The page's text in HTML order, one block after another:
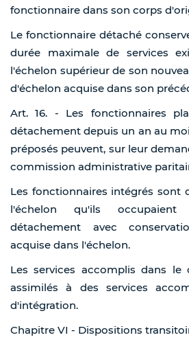
fonctionnaire dans son corps
Le fonctionnaire détaché
durée maximale de services
l'échelon supérieur de son
d'échelon acquise dans son
Art. 16. - Les fonctionnaires
détachement depuis un an au
préposés peuvent, sur leur
commission administrative
Les fonctionnaires intégrés sont
l'échelon qu'ils
détachement avec
acquise dans l'échelon.
Les services accomplis dans
assimilés à des services
d'intégration.
Chapitre VI - Dispositions